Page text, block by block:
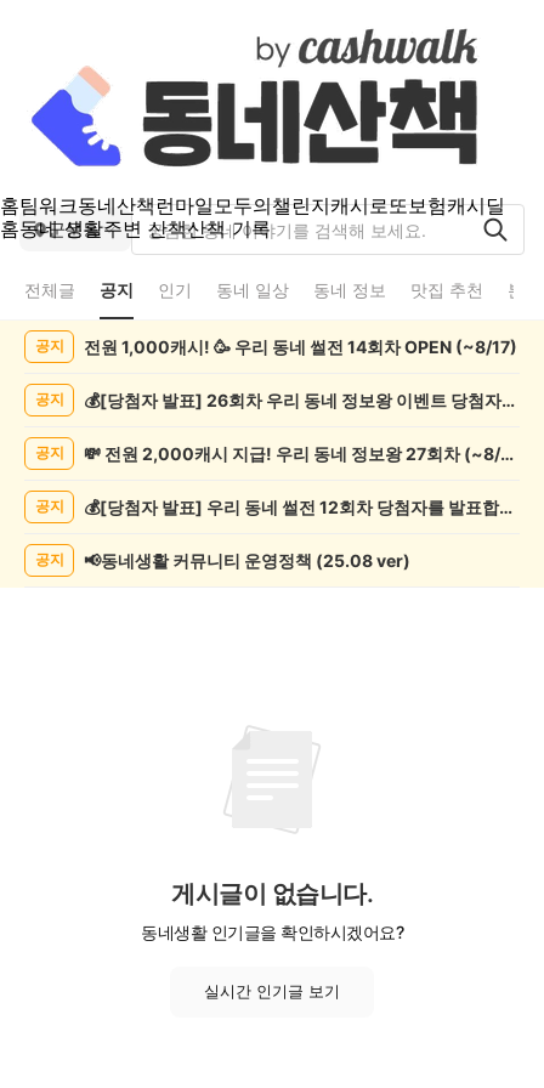
홈팀워크동네산책런마일모두의챌린지캐시로또보험캐시딜
홈동네 생활주변 산책산책 기록
군문동
전체글 공지 인기 동네 일상 동네 정보 맛집 추천 분
공지 전원 1,000캐시! 🥳 우리 동네 썰전 14회차 OPEN (~8/17)
공지 💰[당첨자 발표] 26회차 우리 동네 정보왕 이벤트 당첨자를 발표합니다!
공지 💸 전원 2,000캐시 지급! 우리 동네 정보왕 27회차 (~8/10)
공지 💰[당첨자 발표] 우리 동네 썰전 12회차 당첨자를 발표합니다!
공지 📢동네생활 커뮤니티 운영정책 (25.08 ver)
게시글이 없습니다.
동네생활 인기글을 확인하시겠어요?
실시간 인기글 보기